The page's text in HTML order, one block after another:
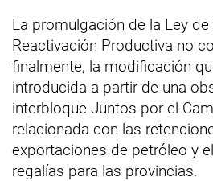
La promulgación de la Ley
Reactivación Productiva no
finalmente, la modificación
introducida a partir de una
interbloque Juntos por el
relacionada con las
exportaciones de petróleo y
regalías para las provincias.